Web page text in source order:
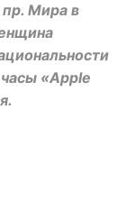
Мира в
«Apple